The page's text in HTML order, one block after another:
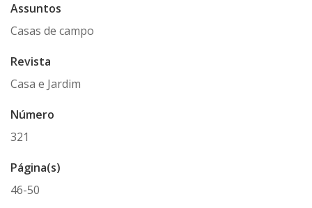
Assuntos
Casas de campo
Revista
Casa e Jardim
Número
321
Página(s)
46-50